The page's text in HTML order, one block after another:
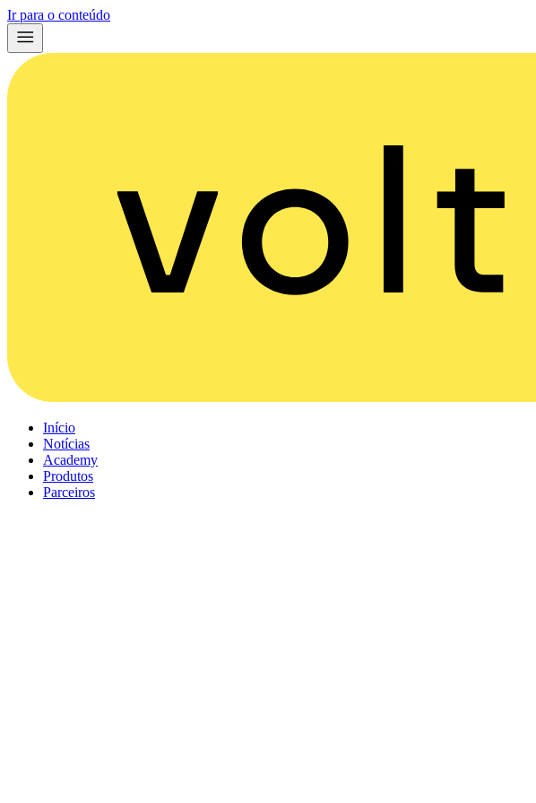
Ir para o conteúdo
Início
Notícias
Academy
Produtos
Parceiros